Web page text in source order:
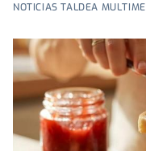
NOTICIAS TALDEA